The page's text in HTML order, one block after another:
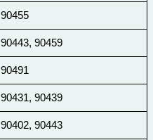
90455
90443, 90459
90491
90431, 90439
90402, 90443